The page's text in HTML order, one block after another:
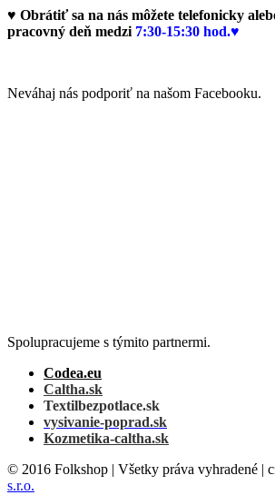
♥ Obrátiť sa na nás môžete telefonicky
pracovný deň medzi 7:30-15:30 hod.♥
Neváhaj nás podporiť na našom Facebooku.
Spolupracujeme s týmito partnermi.
Codea.eu
Caltha.sk
Textilbezpotlace.sk
vysivanie-poprad.sk
Kozmetika-caltha.sk
© 2016 Folkshop | Všetky práva vyhradené |
s.r.o.